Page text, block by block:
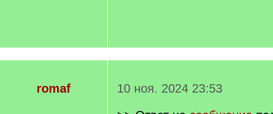
romaf
10 ноя. 2024 23:53